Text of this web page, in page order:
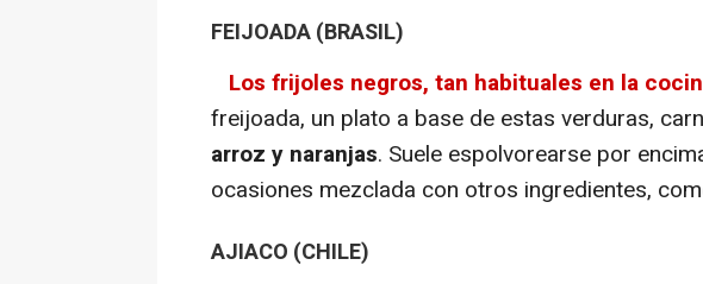
FEIJOADA (BRASIL)
Los frijoles negros, tan habituales en la
freijoada, un plato a base de estas verduras,
arroz y naranjas. Suele espolvorearse por
ocasiones mezclada con otros ingredientes,
AJIACO (CHILE)